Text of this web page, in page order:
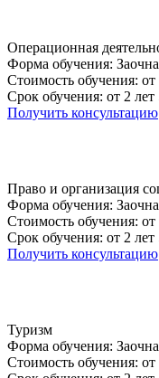
Операционная
Форма обучения:
Стоимость обучения: от
Срок обучения: от 2 лет
Получить консультацию
Право и организация
Форма обучения:
Стоимость обучения: от
Срок обучения: от 2 лет
Получить консультацию
Туризм
Форма обучения:
Стоимость обучения: от